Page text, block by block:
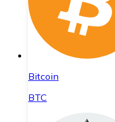
Bitcoin
BTC